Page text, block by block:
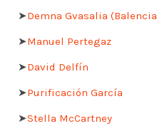
➤Demna Gvasalia
➤Manuel Pertegaz
➤David Delfín
➤Purificación García
➤Stella McCartney